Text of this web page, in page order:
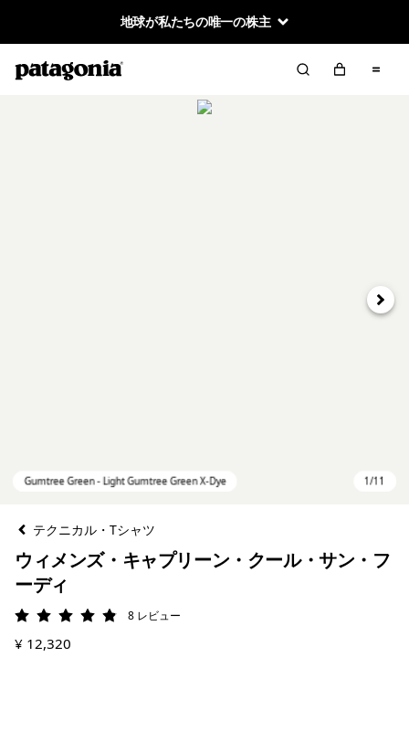
地球が私たちの唯一の株主
次へ
テクニカル・Tシャツ
ウィメンズ・キャプリーン・クール・サン・フ
ーディ
評価: 4.9 / 5
8 レビュー
¥ 12,320